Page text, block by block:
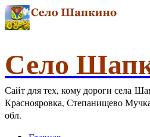
Село
Сайт для тех, кому дороги села
Краснояровка, Степанищево
обл.